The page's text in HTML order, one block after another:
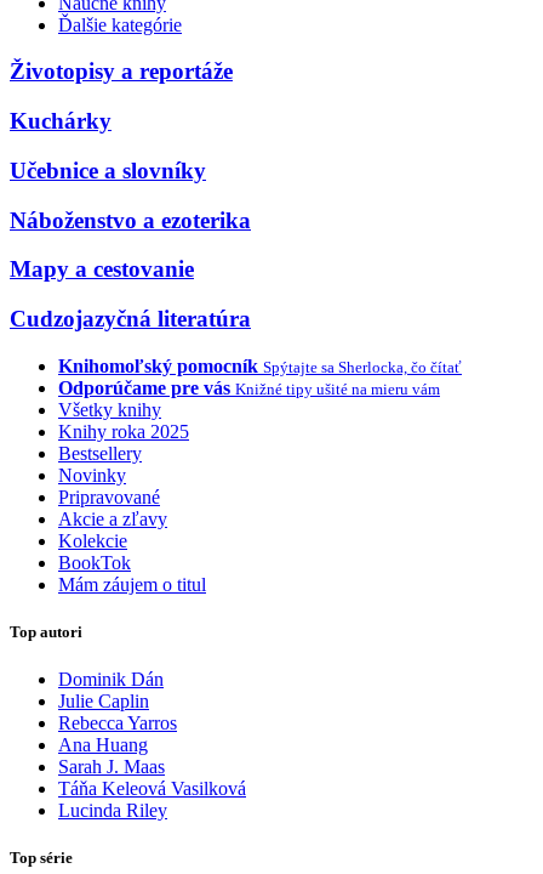
Ďalšie kategórie
Životopisy a reportáže
Kuchárky
Učebnice a slovníky
Náboženstvo a ezoterika
Mapy a cestovanie
Cudzojazyčná literatúra
Knihomoľský pomocník Spýtajte sa Sherlocka, čo čítať
Odporúčame pre vás Knižné tipy ušité na mieru vám
Všetky knihy
Knihy roka 2025
Bestsellery
Novinky
Pripravované
Akcie a zľavy
Kolekcie
BookTok
Mám záujem o titul
Top autori
Dominik Dán
Julie Caplin
Rebecca Yarros
Ana Huang
Sarah J. Maas
Táňa Keleová Vasilková
Lucinda Riley
Top série